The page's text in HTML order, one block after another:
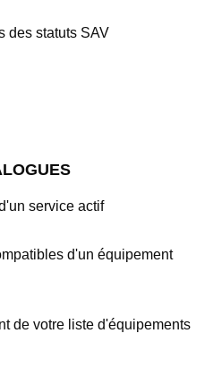
des statuts SAV
service actif
d'un équipement
de votre liste d'équipements